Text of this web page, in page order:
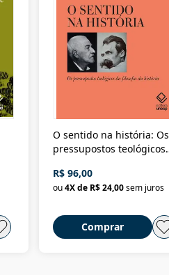
O sentido na história: Os
pressupostos teológicos
R$ 96,00
ou4X de R$ 24,00sem juros
Comprar